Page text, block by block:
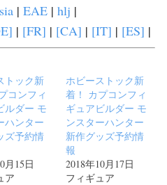
| EAE | hlj |
| [FR] | [CA] | [IT] | [ES] |
トック新
コンフィ
ルダー モ
ハンター
ズ予約情
月15日
ア
ホビーストック新
着！ カプコンフィ
ギュアビルダー モ
ンスターハンター
新作グッズ予約情
報
2018年10月17日
フィギュア